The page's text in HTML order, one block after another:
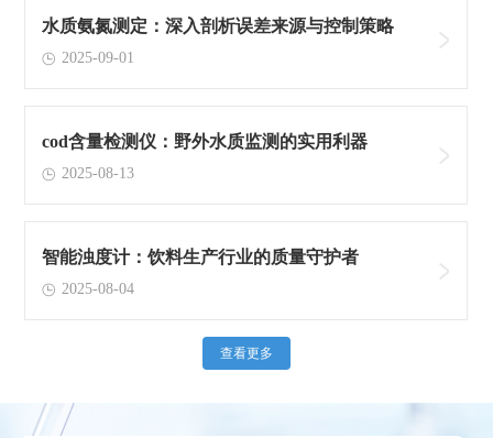
水质氨氮测定：深入剖析误差来源与控制策略
2025-09-01
cod含量检测仪：野外水质监测的实用利器
2025-08-13
智能浊度计：饮料生产行业的质量守护者
2025-08-04
查看更多